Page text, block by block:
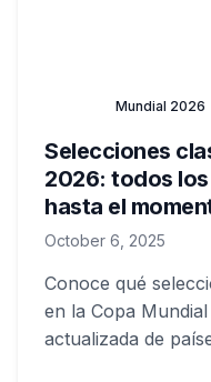
Mundial 2026
Selecciones
2026: todos
hasta el
October 6, 2025
Conoce qué
en la Copa
actualizada de